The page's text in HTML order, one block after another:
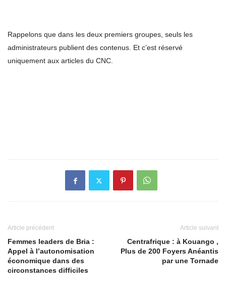
Rappelons que dans les deux premiers groupes, seuls les
administrateurs publient des contenus. Et c’est réservé
uniquement aux articles du CNC.
Article précédent
Femmes leaders de Bria :
Appel à l’autonomisation
économique dans des
circonstances difficiles
Article suivant
Centrafrique : à Kouango ,
Plus de 200 Foyers Anéantis
par une Tornade